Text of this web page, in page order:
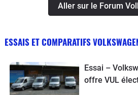
Aller sur le Forum
ESSAIS ET COMPARATIFS
Essai –
offre VUL